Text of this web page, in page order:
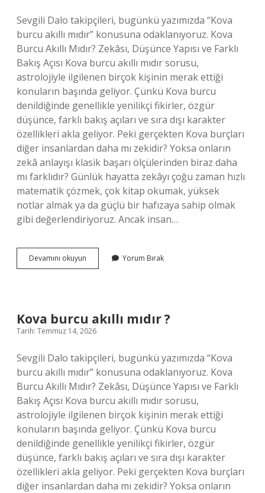
Sevgili Dalo takipçileri, bugünkü yazımızda “Kova
burcu akıllı mıdır” konusuna odaklanıyoruz. Kova
Burcu Akıllı Mıdır? Zekâsı, Düşünce Yapısı ve Farklı
Bakış Açısı Kova burcu akıllı mıdır sorusu,
astrolojiyle ilgilenen birçok kişinin merak ettiği
konuların başında geliyor. Çünkü Kova burcu
denildiğinde genellikle yenilikçi fikirler, özgür
düşünce, farklı bakış açıları ve sıra dışı karakter
özellikleri akla geliyor. Peki gerçekten Kova burçları
diğer insanlardan daha mı zekidir? Yoksa onların
zekâ anlayışı klasik başarı ölçülerinden biraz daha
mı farklıdır? Günlük hayatta zekâyı çoğu zaman hızlı
matematik çözmek, çok kitap okumak, yüksek
notlar almak ya da güçlü bir hafızaya sahip olmak
gibi değerlendiriyoruz. Ancak insan…
Devamını okuyun
burcu
Yorum Bırak
Kova burcu akıllı mıdır ?
Tarih: Temmuz 14, 2026
Sevgili Dalo takipçileri, bugünkü yazımızda “Kova
burcu akıllı mıdır” konusuna odaklanıyoruz. Kova
Burcu Akıllı Mıdır? Zekâsı, Düşünce Yapısı ve Farklı
Bakış Açısı Kova burcu akıllı mıdır sorusu,
astrolojiyle ilgilenen birçok kişinin merak ettiği
konuların başında geliyor. Çünkü Kova burcu
denildiğinde genellikle yenilikçi fikirler, özgür
düşünce, farklı bakış açıları ve sıra dışı karakter
özellikleri akla geliyor. Peki gerçekten Kova burçları
diğer insanlardan daha mı zekidir? Yoksa onların